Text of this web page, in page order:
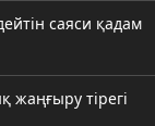
саяси қадам
жаңғыру тірегі